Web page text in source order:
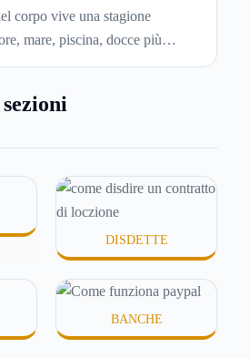
corpo vive una stagione
mare, piscina, docce più
possono renderla
Eppure, proprio nei mesi caldi,
DISDETTE
BANCHE